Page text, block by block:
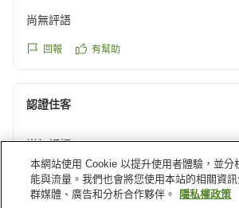
クチコミの詳細はこちらから
https://review.travel.rakuten.co.jp/hotel/
尚無評語
回報 有幫助
認證住客
尚無評語
回報 有幫助
本網站使用 Cookie 以提升使用者體驗，並分
能與流量。我們也會將您使用本站的相關資
群媒體、廣告和分析合作夥伴。
隱私權政策